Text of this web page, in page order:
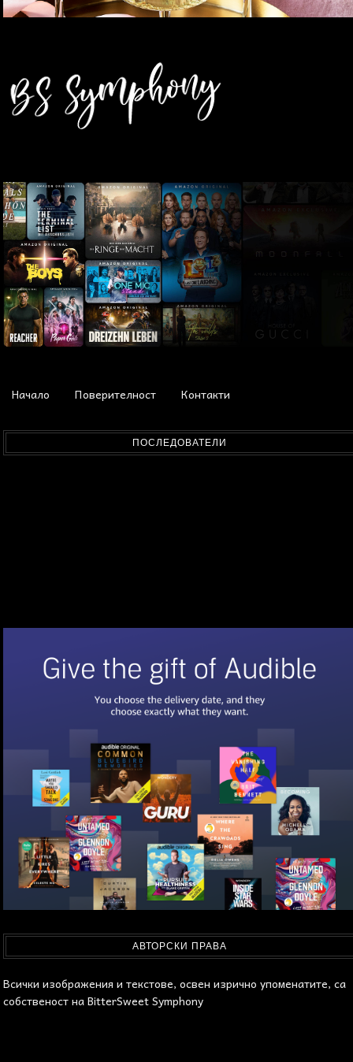
Начало Поверителност Контакти
ПОСЛЕДОВАТЕЛИ
АВТОРСКИ ПРАВА
Всички изображения и текстове, освен изрично упоменатите, са
собственост на BitterSweet Symphony